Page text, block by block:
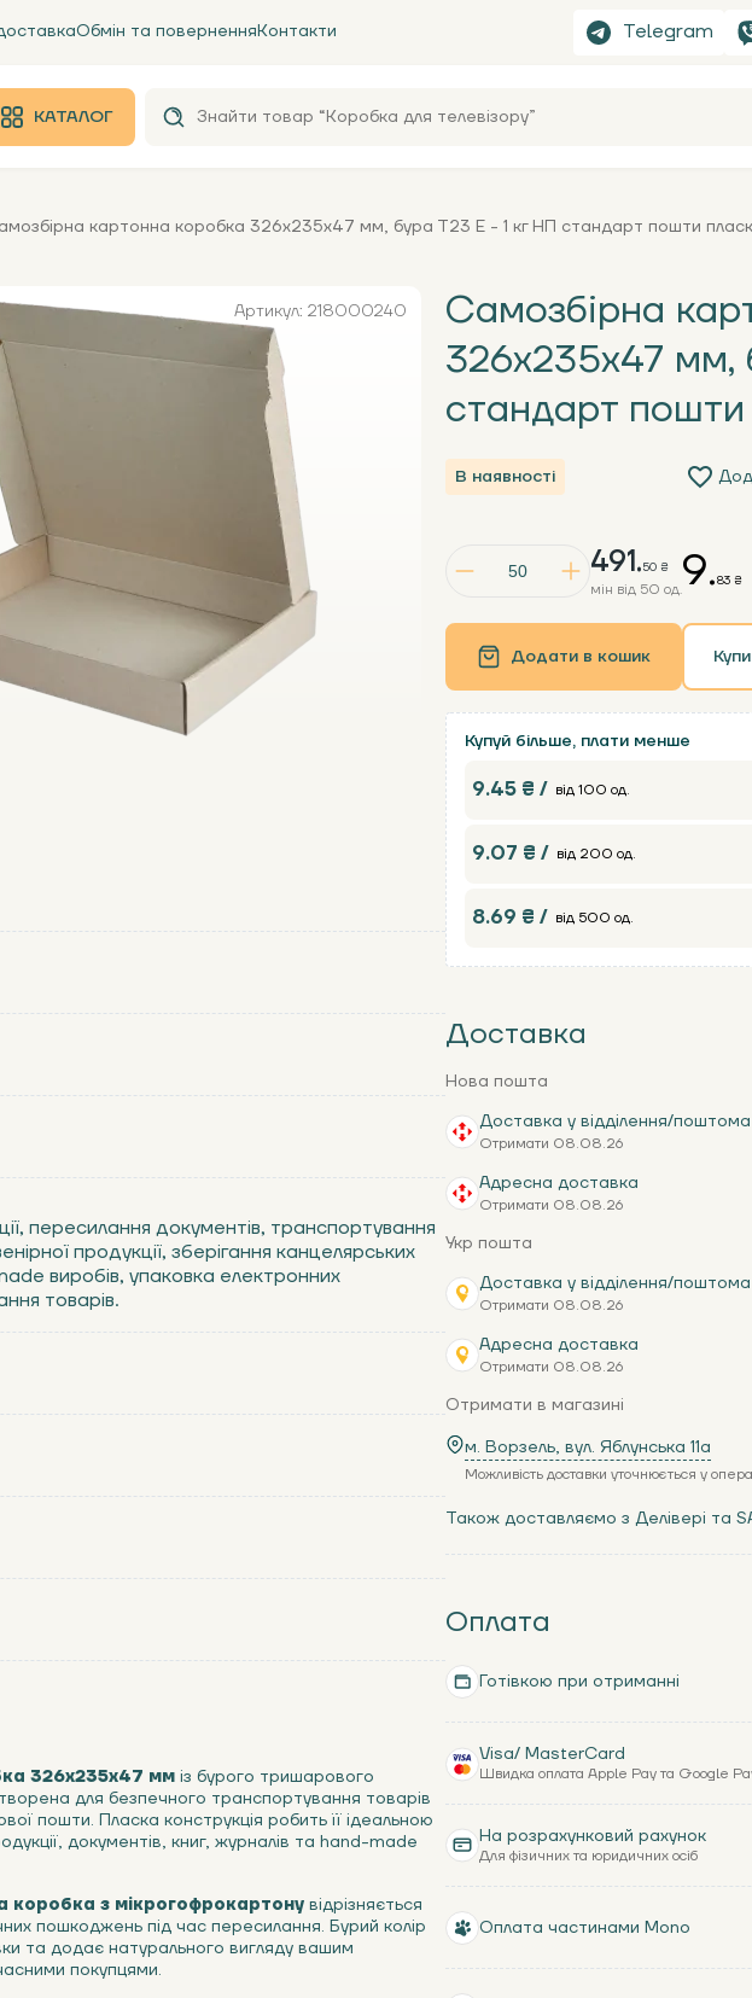
Обмін та поверненняКонтакти Telegram
КАТАЛОГ
картонна коробка 326х235х47 мм, бура Т23 Е - 1 кг НП стандарт пошти
Артикул: 218000240
пересилання документів, транспортування
продукції, зберігання канцелярських
виробів, упаковка електронних
товарів.
326х235х47 мм із бурого тришарового
для безпечного транспортування товарів
пошти. Пласка конструкція робить її ідеальною
документів, книг, журналів та hand-made
коробка з мікрогофрокартону відрізняється
пошкоджень під час пересилання. Бурий колір
та додає натурального вигляду вашим
покупцями.
Самозбірна
326х235х47 мм,
стандарт
В наявності
491.50 ₴
мін від 50 од.9.83 ₴
Додати в кошик
Купуй більше, плати менше
9.45 ₴ / від 100 од.
9.07 ₴ / від 200 од.
8.69 ₴ / від 500 од.
Доставка
Нова пошта
Доставка у відділення/
Отримати 08.08.26
Адресна доставка
Отримати 08.08.26
Укр пошта
Доставка у відділення/
Отримати 08.08.26
Адресна доставка
Отримати 08.08.26
Отримати в магазині
м. Ворзель, вул. Яблунська 11a
Можливість доставки уточнюється у
Також доставляємо з Делівері та
Оплата
Готівкою при отриманні
Visa/ MasterCard
Швидка оплата Apple Pay та Google
На розрахунковий рахунок
Для фізичних та юридичних осіб
Оплата частинами Mono